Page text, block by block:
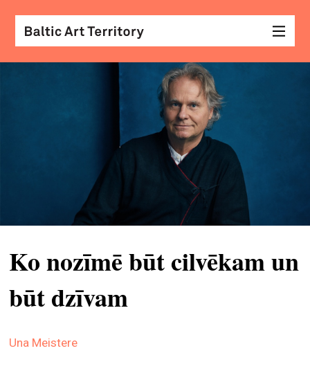
Ko nozīmē būt cilvēkam un
būt dzīvam
Una Meistere